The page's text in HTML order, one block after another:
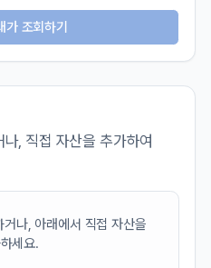
가 조회하기
, 직접 자산을 추가하여
나, 아래에서 직접 자산을
세요.